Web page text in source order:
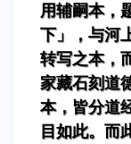
用辅嗣本，
下」，与河
转写之本，
家藏石刻道
本，皆分道
目如此。而